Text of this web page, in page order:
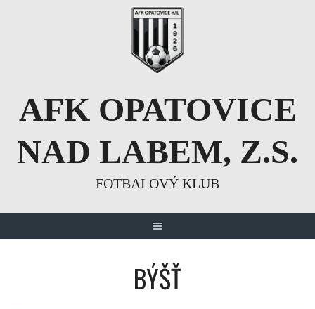
AFK OPATOVICE
NAD LABEM, Z.S.
FOTBALOVÝ KLUB
BÝŠŤ